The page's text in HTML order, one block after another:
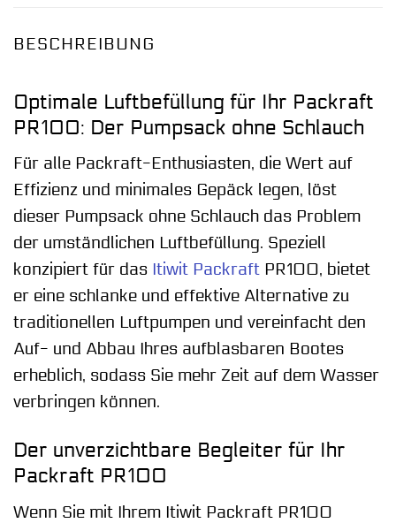
BESCHREIBUNG
Optimale Luftbefüllung für Ihr Packraft
PR100: Der Pumpsack ohne Schlauch
Für alle Packraft-Enthusiasten, die Wert auf
Effizienz und minimales Gepäck legen, löst
dieser Pumpsack ohne Schlauch das Problem
der umständlichen Luftbefüllung. Speziell
konzipiert für das Itiwit Packraft PR100, bietet
er eine schlanke und effektive Alternative zu
traditionellen Luftpumpen und vereinfacht den
Auf- und Abbau Ihres aufblasbaren Bootes
erheblich, sodass Sie mehr Zeit auf dem Wasser
verbringen können.
Der unverzichtbare Begleiter für Ihr
Packraft PR100
Wenn Sie mit Ihrem Itiwit Packraft PR100